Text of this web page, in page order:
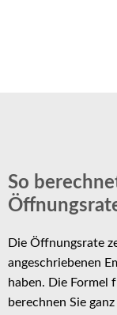
So
Die Öffnungsrate
angeschriebenen
haben. Die Formel
berechnen Sie